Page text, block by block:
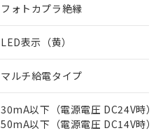
フォトカプラ絶縁
LED表示（黄）
マルチ給電タイプ
30mA以下（電源電圧 DC24V時）
50mA以下（電源電圧 DC14V時）